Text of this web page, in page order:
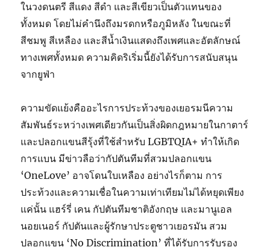
ในวงดนตรี สีแดง สีดำ และสีเขียวเป็นตัวแทนของ
ทั้งหมด โดยไม่คำนึงถึงมรดกหรือภูมิหลัง ในขณะที่
สีชมพู สีเหลือง และสีน้ำเงินแสดงถึงเพศและอัตลักษณ์
ทางเพศทั้งหมด ความคิดริเริ่มนี้ยังได้รับการสนับสนุน
จากยูฟ่า
ความขัดแย้งคืออะไรการประท้วงของเยอรมนีความ
สัมพันธ์ระหว่างเพศเดียวกันเป็นสิ่งผิดกฎหมายในกาตาร์
และปลอกแขนสีรุ้งที่ใช้สำหรับ LGBTQIA+ ทำให้เกิด
การแบน มีข่าวลือว่ากัปตันทีมที่สวมปลอกแขน
‘OneLove’ อาจโดนใบเหลือง อย่างไรก็ตาม การ
ประท้วงและความเชื่อในความเท่าเทียมไม่ได้หยุดเพียง
แค่นั้น แฮร์รี่ เคน กัปตันทีมชาติอังกฤษ และมานูเอล
นอยเนอร์ กัปตันและผู้รักษาประตูชาวเยอรมัน สวม
ปลอกแขน ‘No Discrimination’ ที่ได้รับการรับรอง